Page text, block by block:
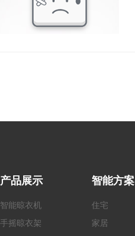
产品展示
智能晾衣机
手摇晾衣架
智能方案
住宅
家居